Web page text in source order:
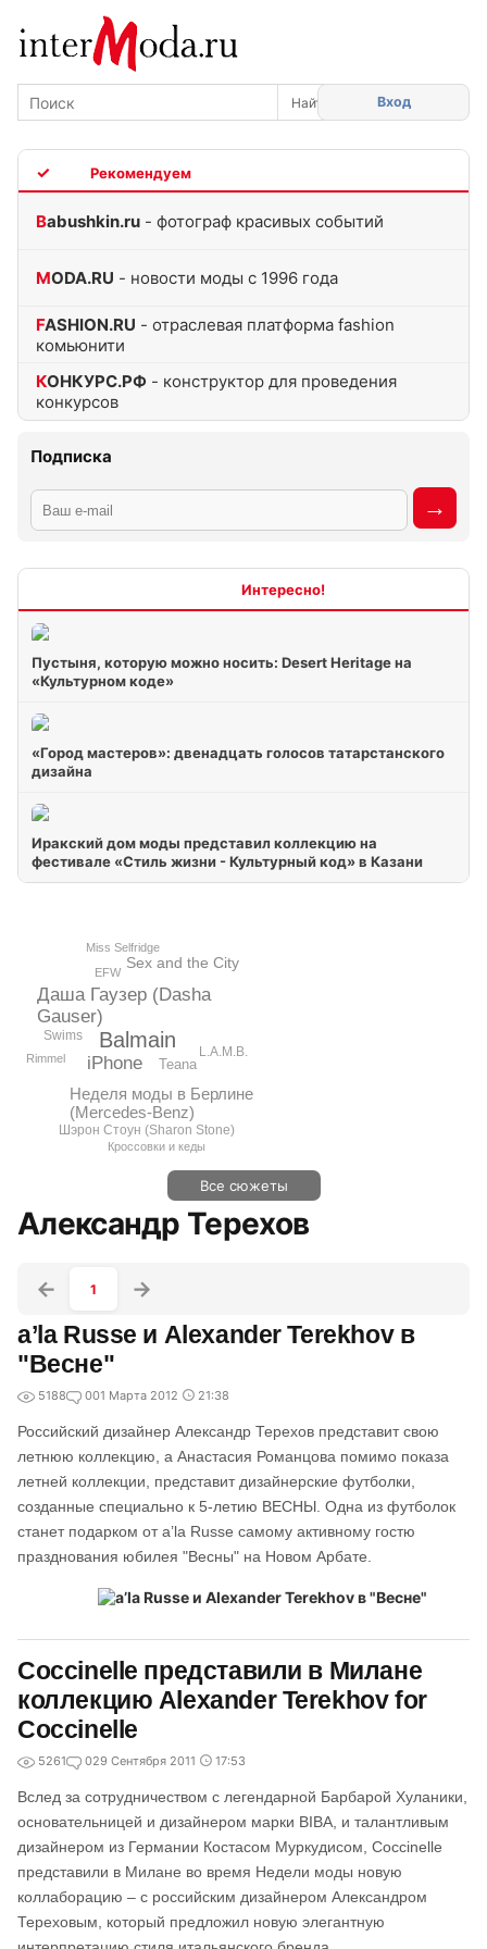
Вход
Babushkin.ru - фотограф красивых событий
MODA.RU - новости моды с 1996 года
FASHION.RU - отраслевая платформа fashion
комьюнити
КОНКУРС.РФ - конструктор для проведения
конкурсов
Подписка
Пустыня, которую можно носить: Desert Heritage на
«Культурном коде»
«Город мастеров»: двенадцать голосов татарстанского
дизайна
Иракский дом моды представил коллекцию на
фестивале «Стиль жизни - Культурный код» в Казани
Balmain
Даша Гаузер (Dasha
Gauser)
iPhone
Неделя моды в Берлине
(Mercedes-Benz)
Sex and the City
Teana
Swims
Шэрон Стоун (Sharon Stone)
L.A.M.B.
EFW
Miss Selfridge
Кроссовки и кеды
Rimmel
Все сюжеты
Александр Терехов
1
a’la Russe и Alexander Terekhov в
"Весне"
5188 001 Марта 2012 21:38
Российский дизайнер Александр Терехов представит свою
летнюю коллекцию, а Анастасия Романцова помимо показа
летней коллекции, представит дизайнерские футболки,
созданные специально к 5-летию ВЕСНЫ. Одна из футболок
станет подарком от a’la Russe самому активному гостю
празднования юбилея "Весны" на Новом Арбате.
Coccinelle представили в Милане
коллекцию Alexander Terekhov for
Coccinelle
5261 029 Сентября 2011 17:53
Вслед за сотрудничеством с легендарной Барбарой Хуланики,
основательницей и дизайнером марки BIBA, и талантливым
дизайнером из Германии Костасом Муркудисом, Сoccinelle
представили в Милане во время Недели моды новую
коллаборацию – с российским дизайнером Александром
Тереховым, который предложил новую элегантную